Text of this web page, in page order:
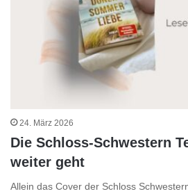
24. März 2026
Die Schloss-Schwestern
weiter geht
Allein das Cover der Schloss